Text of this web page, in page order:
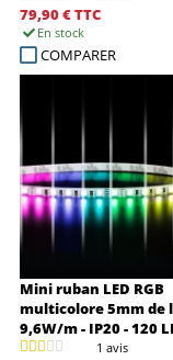
79,90 €TTC
En stock
COMPARER
Mini ruban LED RGB
multicolore 5mm de
9,6W/m - IP20 - 120
3838E - 5m - 24V
1 avis